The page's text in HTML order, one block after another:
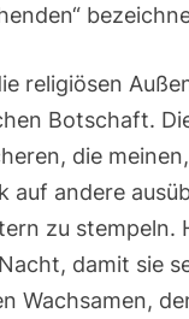
religiösen
Botschaft.
die
auf andere
zu stempeln.
damit sie
Wachsamen,